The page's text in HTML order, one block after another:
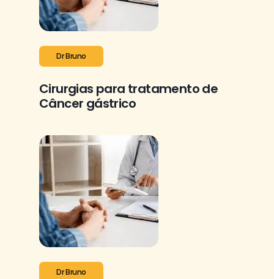
Dr Bruno
Cirurgias para tratamento de
Câncer gástrico
Dr Bruno